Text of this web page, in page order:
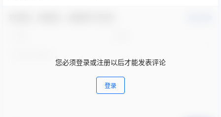
您必须登录或注册以后才能发表评论
登录